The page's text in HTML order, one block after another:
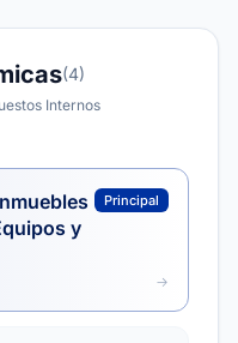
(4)
Internos
y
Principal